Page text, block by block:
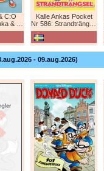
C:O
C:O
Kalle Ankas Pocket
Nr 586: Strandträngsel
- 09.aug.2026)